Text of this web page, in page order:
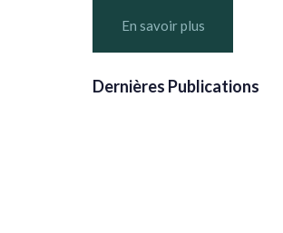
En savoir plus
Dernières Publications